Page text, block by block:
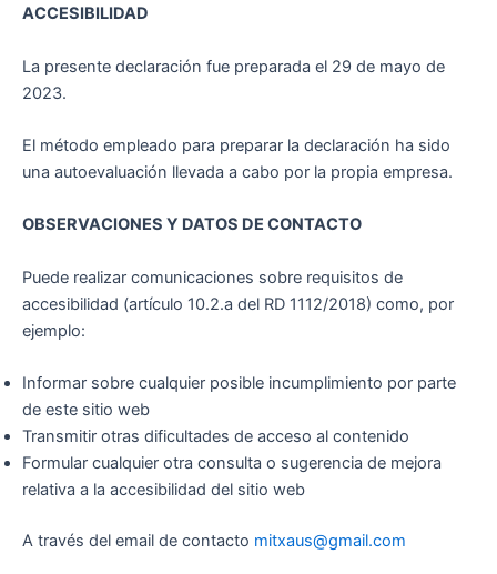
ACCESIBILIDAD
La presente declaración fue preparada el 29 de mayo de
2023.
El método empleado para preparar la declaración ha sido
una autoevaluación llevada a cabo por la propia empresa.
OBSERVACIONES Y DATOS DE CONTACTO
Puede realizar comunicaciones sobre requisitos de
accesibilidad (artículo 10.2.a del RD 1112/2018) como, por
ejemplo:
Informar sobre cualquier posible incumplimiento por parte
de este sitio web
Transmitir otras dificultades de acceso al contenido
Formular cualquier otra consulta o sugerencia de mejora
relativa a la accesibilidad del sitio web
A través del email de contacto mitxaus@gmail.com